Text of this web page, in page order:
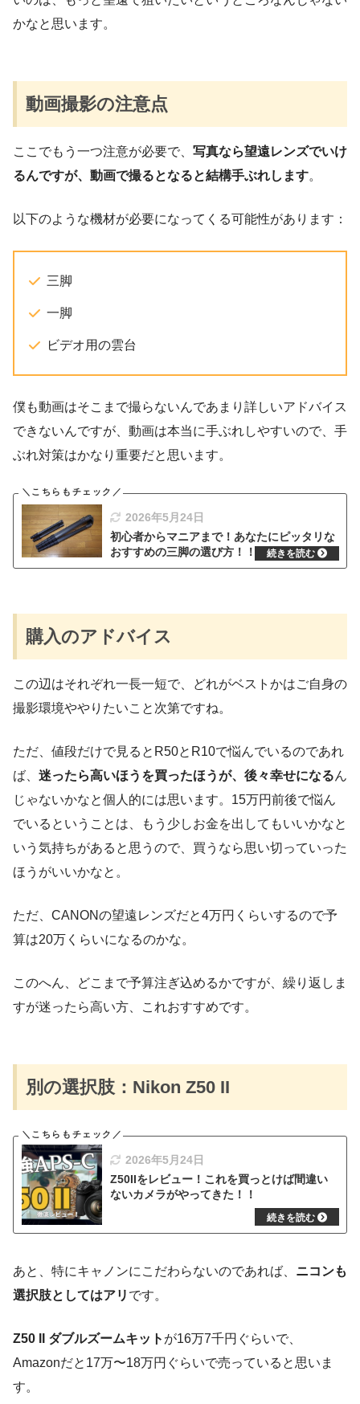
かなと思います。
動画撮影の注意点
ここでもう一つ注意が必要で、 写真なら望遠レンズでいけ
るんですが、動画で撮るとなると結構手ぶれします。
以下のような機材が必要になってくる可能性があります：
三脚
一脚
ビデオ用の雲台
僕も動画はそこまで撮らないんであまり詳しいアドバイス
できないんですが、動画は本当に手ぶれしやすいので、手
ぶれ対策はかなり重要だと思います。
2026年5月24日
初心者からマニアまで！あなたにピッタリな
おすすめの三脚の選び方！！
購入のアドバイス
この辺はそれぞれ一長一短で、どれがベストかはご自身の
撮影環境ややりたいこと次第ですね。
ただ、値段だけで見るとR50とR10で悩んでいるのであれ
ば、 迷ったら高いほうを買ったほうが、後々幸せになるん
じゃないかなと個人的には思います。15万円前後で悩ん
でいるということは、もう少しお金を出してもいいかなと
いう気持ちがあると思うので、買うなら思い切っていった
ほうがいいかなと。
ただ、CANONの望遠レンズだと4万円くらいするので予
算は20万くらいになるのかな。
このへん、どこまで予算注ぎ込めるかですが、繰り返しま
すが迷ったら高い方、これおすすめです。
別の選択肢：Nikon Z50 II
2026年5月24日
Z50IIをレビュー！これを買っとけば間違い
ないカメラがやってきた！！
あと、特にキャノンにこだわらないのであれば、 ニコンも
選択肢としてはアリ です。
Z50 II ダブルズームキット が16万7千円ぐらいで、
Amazonだと17万〜18万円ぐらいで売っていると思いま
す。